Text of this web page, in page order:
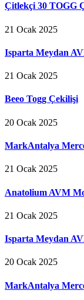
Çitlekçi 30 TOGG
21 Ocak 2025
Isparta Meydan
21 Ocak 2025
Beeo Togg Çekilişi
20 Ocak 2025
MarkAntalya
21 Ocak 2025
Anatolium AVM
21 Ocak 2025
Isparta Meydan
20 Ocak 2025
MarkAntalya